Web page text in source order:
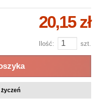
20,15 zł
Ilość: szt.